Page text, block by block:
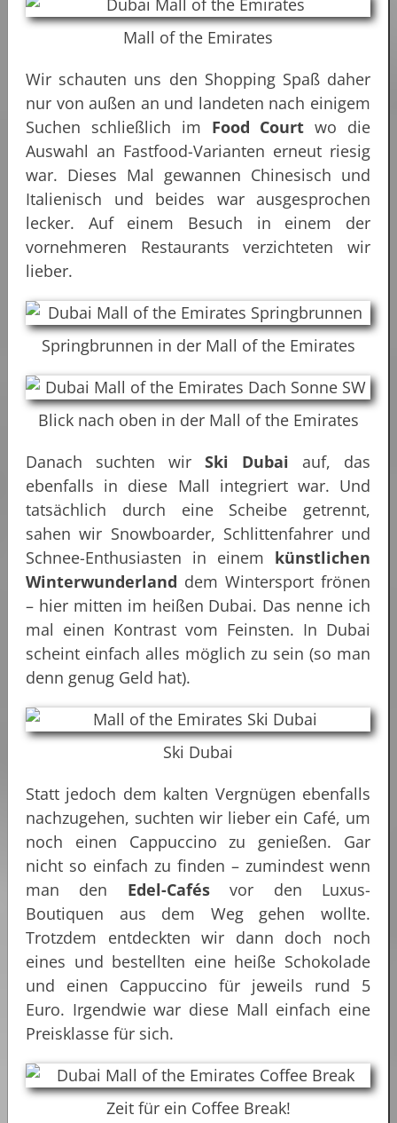
Mall of the Emirates
Wir schauten uns den Shopping Spaß daher
nur von außen an und landeten nach einigem
Suchen schließlich im Food Court wo die
Auswahl an Fastfood-Varianten erneut riesig
war. Dieses Mal gewannen Chinesisch und
Italienisch und beides war ausgesprochen
lecker. Auf einem Besuch in einem der
vornehmeren Restaurants verzichteten wir
lieber.
Springbrunnen in der Mall of the Emirates
Blick nach oben in der Mall of the Emirates
Danach suchten wir Ski Dubai auf, das
ebenfalls in diese Mall integriert war. Und
tatsächlich durch eine Scheibe getrennt,
sahen wir Snowboarder, Schlittenfahrer und
Schnee-Enthusiasten in einem künstlichen
Winterwunderland dem Wintersport frönen
– hier mitten im heißen Dubai. Das nenne ich
mal einen Kontrast vom Feinsten. In Dubai
scheint einfach alles möglich zu sein (so man
denn genug Geld hat).
Ski Dubai
Statt jedoch dem kalten Vergnügen ebenfalls
nachzugehen, suchten wir lieber ein Café, um
noch einen Cappuccino zu genießen. Gar
nicht so einfach zu finden – zumindest wenn
man den Edel-Cafésvor den Luxus-
Boutiquen aus dem Weg gehen wollte.
Trotzdem entdeckten wir dann doch noch
eines und bestellten eine heiße Schokolade
und einen Cappuccino für jeweils rund 5
Euro. Irgendwie war diese Mall einfach eine
Preisklasse für sich.
Zeit für ein Coffee Break!